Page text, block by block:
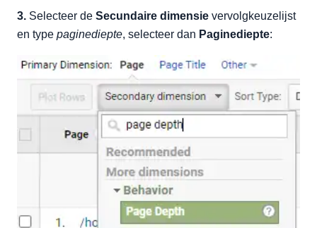
3. Selecteer de Secundaire dimensie vervolgkeuzelijst
en type paginediepte, selecteer dan Paginediepte: